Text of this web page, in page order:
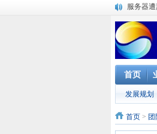
复杂网
Percona
使用
Hive查
浅解
一淘网
实现多
Linux下
云计算
首页
发展规划
首页 >